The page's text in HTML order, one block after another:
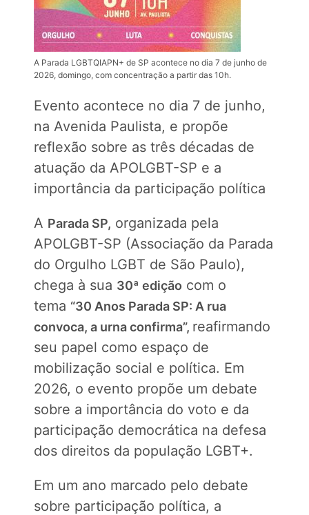
A Parada LGBTQIAPN+ de SP acontece no dia 7 de junho de
2026, domingo, com concentração a partir das 10h.
Evento acontece no dia 7 de junho,
na Avenida Paulista, e propõe
reflexão sobre as três décadas de
atuação da APOLGBT-SP e a
importância da participação política
A Parada SP, organizada pela
APOLGBT-SP (Associação da Parada
do Orgulho LGBT de São Paulo),
chega à sua 30ª edição com o
tema “30 Anos Parada SP: A rua
convoca, a urna confirma”, reafirmando
seu papel como espaço de
mobilização social e política. Em
2026, o evento propõe um debate
sobre a importância do voto e da
participação democrática na defesa
dos direitos da população LGBT+.
Em um ano marcado pelo debate
sobre participação política, a